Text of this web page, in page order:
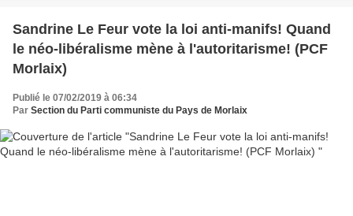
Sandrine Le Feur vote la loi anti-manifs! Quand
le néo-libéralisme mène à l'autoritarisme! (PCF
Morlaix)
Publié le 07/02/2019 à 06:34
Par Section du Parti communiste du Pays de Morlaix